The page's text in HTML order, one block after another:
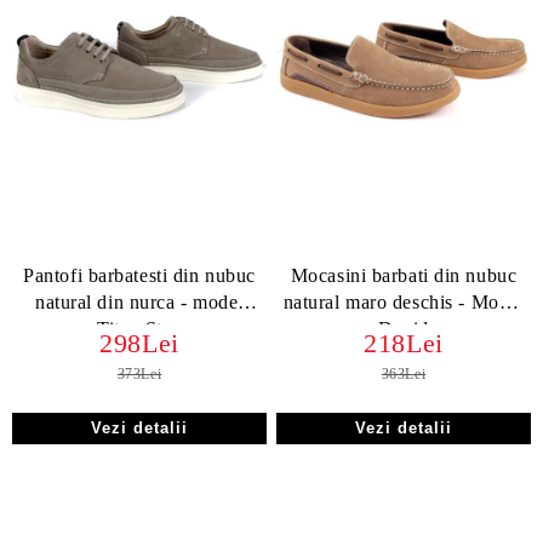
Pantofi barbatesti din nubuc
natural din nurca - model
Titan Step
298Lei
373Lei
Vezi detalii
Mocasini barbati din nubuc
natural maro deschis - Model
David
218Lei
363Lei
Vezi detalii